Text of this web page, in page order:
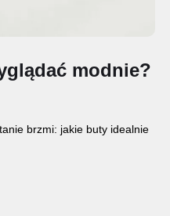
modnie?
brzmi: jakie buty idealnie